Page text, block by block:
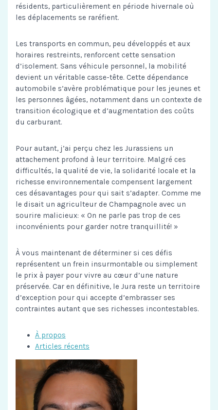
résidents, particulièrement en période hivernale où
les déplacements se raréfient.
Les transports en commun, peu développés et aux
horaires restreints, renforcent cette sensation
d’isolement. Sans véhicule personnel, la mobilité
devient un véritable casse-tête. Cette dépendance
automobile s’avère problématique pour les jeunes et
les personnes âgées, notamment dans un contexte de
transition écologique et d’augmentation des coûts
du carburant.
Pour autant, j’ai perçu chez les Jurassiens un
attachement profond à leur territoire. Malgré ces
difficultés, la qualité de vie, la solidarité locale et la
richesse environnementale compensent largement
ces désavantages pour qui sait s’adapter. Comme me
le disait un agriculteur de Champagnole avec un
sourire malicieux: « On ne parle pas trop de ces
inconvénients pour garder notre tranquillité! »
À vous maintenant de déterminer si ces défis
représentent un frein insurmontable ou simplement
le prix à payer pour vivre au cœur d’une nature
préservée. Car en définitive, le Jura reste un territoire
d’exception pour qui accepte d’embrasser ses
contraintes autant que ses richesses incontestables.
À propos
Articles récents